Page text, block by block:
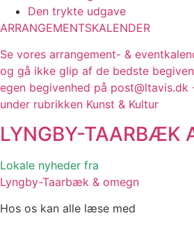
Den trykte udgave
ARRANGEMENTSKALENDER
Se vores arrangement- &
og gå ikke glip af de bedste
egen begivenhed på post@ltavis.dk
under rubrikken Kunst & Kultur
LYNGBY-TAARBÆK
Lokale nyheder fra
Lyngby-Taarbæk & omegn
Hos os kan alle læse med